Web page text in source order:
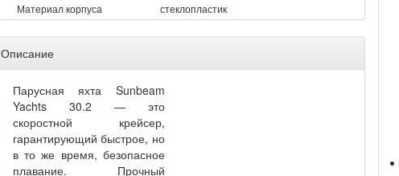
Материал корпуса
стеклопластик
Описание
Парусная яхта Sunbeam
Yachts 30.2 — это
скоростной крейсер,
гарантирующий быстрое, но
в то же время, безопасное
плавание. Прочный